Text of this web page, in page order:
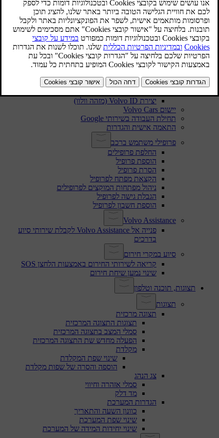
אישור תנאים והתניות ואיסוף נתונים
טיפול בנתונים שנרשמו ונאספו
על אודות שירותים מחוברים ומדיניות השימוש ההוגן
שינוי בעלות הרכב
איפוס נתוני משתמש
המלצות למצבי שינוי אזורים
חשבונות משתמש, פרופילים ושירותים
הגדרת המכונית שלך בפעם הראשונה
יצירת Volvo ID (מזהה וולוו)
יישום Volvo Cars
תחילת העבודה בשירותי Google
התאמה אישית והגדרות
פרופילי משתמש ברכב
החלפת פרופילים
הוספת פרופיל
הסרת פרופיל
הקצאת מפתח לפרופיל
ניהול מפתחות המוקצים לפרופילים
הגבלת גישה לפרופיל
הוספת חשבון לפרופיל
Volvo Assistance
פנייה אל Volvo Assistance לקבלת שירותי סיוע
בדרכים
סיוע במקרי חירום
קריאה לשירותי החירום באמצעות הלחצן SOS
שינוי נמען שיחת חירום
תצוגות, תוכנה וטלפון
תצוגות
תצוגה מרכזית
תצוגות התצוגה המרכזית
סמלי המצב בתצוגה המרכזית
הפעלה מחדש שת התצוגה המרכזית
מקלדת
שינוי שפת המקלדת
הוספה והסרה של שפות מקלדת
צג הנהג
סמלי אזהרה וחיווי
מד דלק
הגדרות המערכת
כוונון השעה והתאריך
שינוי שפת המערכת
שינוי יחידות המידה של המערכת